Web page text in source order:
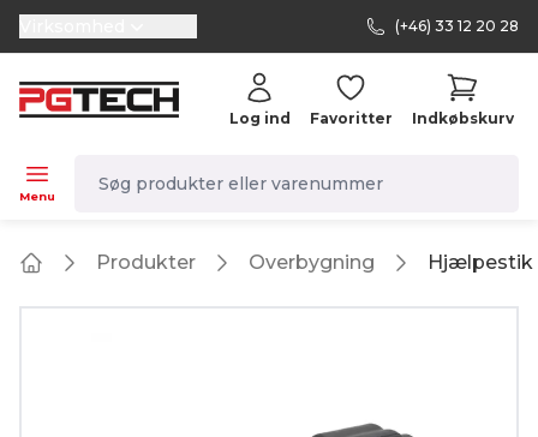
selector.vat
(+46) 33 12 20 28
Menu
Log ind Favoritter Indkøbskurv
Produkter Overbygning Hjælpestik